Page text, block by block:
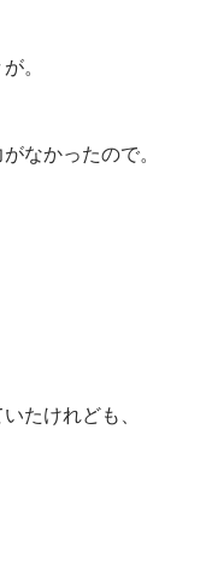
。
なかったので。
たけれども、